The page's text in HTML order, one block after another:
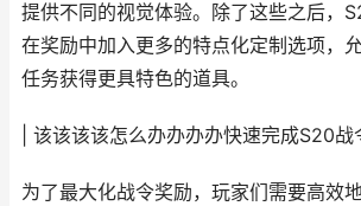
提供不同的视觉体验。除了这些之后，
在奖励中加入更多的特点化定制选项，
任务获得更具特色的道具。
| 该该该该怎么办办办办快速完成S20战
为了最大化战令奖励，玩家们需要高效